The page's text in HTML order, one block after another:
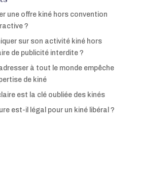
une offre kiné hors convention
?
sur son activité kiné hors
de publicité interdite ?
à tout le monde empêche
de kiné
est la clé oubliée des kinés
est-il légal pour un kiné libéral ?